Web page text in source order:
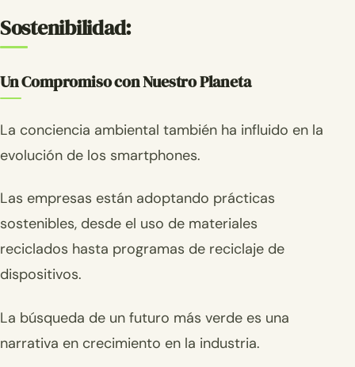
Sostenibilidad:
Un Compromiso con Nuestro Planeta
La conciencia ambiental también ha influido en la
evolución de los smartphones.
Las empresas están adoptando prácticas
sostenibles, desde el uso de materiales
reciclados hasta programas de reciclaje de
dispositivos.
La búsqueda de un futuro más verde es una
narrativa en crecimiento en la industria.